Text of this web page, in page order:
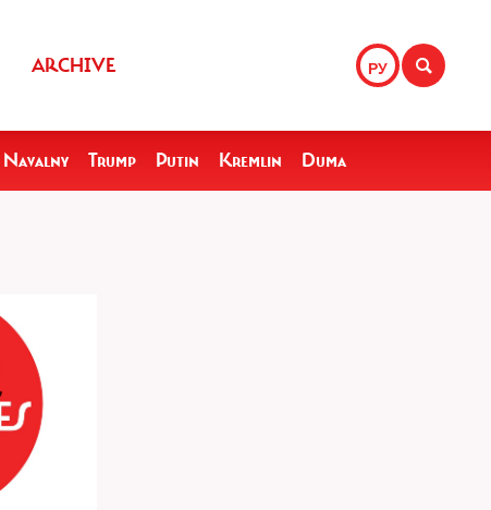
РУ
ARCHIVE
Navalny Trump Putin Kremlin Duma